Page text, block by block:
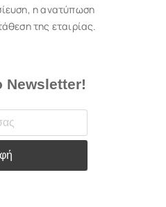
η ανατύπωση
της εταιρίας.
Newsletter!